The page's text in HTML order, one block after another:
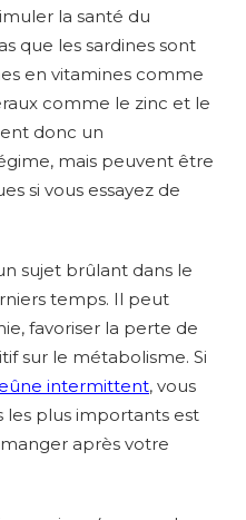
la santé du
que les sardines sont
en vitamines comme
comme le zinc et le
donc un
mais peuvent être
si vous essayez de
sujet brûlant dans le
temps. Il peut
favoriser la perte de
sur le métabolisme. Si
intermittent, vous
les plus importants est
après votre